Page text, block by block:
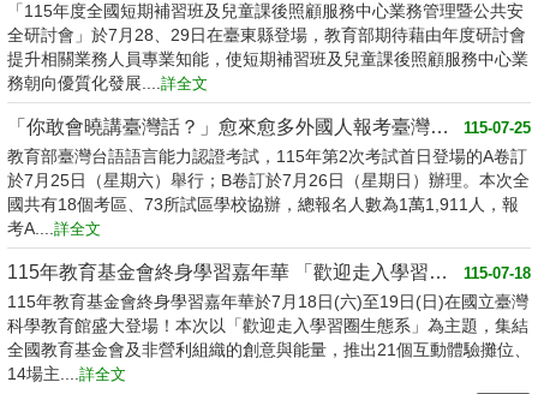
「115年度全國短期補習班及兒童課後照顧服務中心業務管理暨公共安
全研討會」於7月28、29日在臺東縣登場，教育部期待藉由年度研討會
提升相關業務人員專業知能，使短期補習班及兒童課後照顧服務中心業
務朝向優質化發展.... 詳全文
115-07-25
「你敢會曉講臺灣話？」愈來愈多外國人報考臺灣台語認證
教育部臺灣台語語言能力認證考試，115年第2次考試首日登場的A卷訂
於7月25日（星期六）舉行；B卷訂於7月26日（星期日）辦理。本次全
國共有18個考區、73所試區學校協辦，總報名人數為1萬1,911人，報
考A.... 詳全文
115-07-18
115年教育基金會終身學習嘉年華 「歡迎走入學習圈生態系」
115年教育基金會終身學習嘉年華於7月18日(六)至19日(日)在國立臺灣
科學教育館盛大登場！本次以「歡迎走入學習圈生態系」為主題，集結
全國教育基金會及非營利組織的創意與能量，推出21個互動體驗攤位、
14場主.... 詳全文